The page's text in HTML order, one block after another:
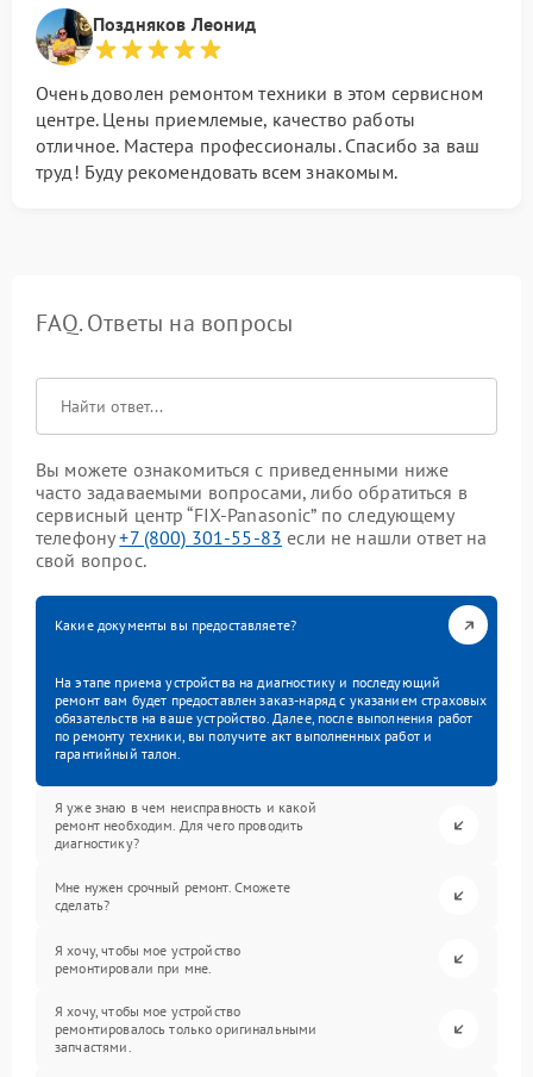
Поздняков Леонид
Очень доволен ремонтом техники в этом сервисном
центре. Цены приемлемые, качество работы
отличное. Мастера профессионалы. Спасибо за ваш
труд! Буду рекомендовать всем знакомым.
FAQ. Ответы на вопросы
Вы можете ознакомиться с приведенными ниже
часто задаваемыми вопросами, либо обратиться в
сервисный центр “FIX-Panasonic” по следующему
телефону+7 (800) 301-55-83 если не нашли ответ на
свой вопрос.
Какие документы вы предоставляете?
На этапе приема устройства на диагностику и последующий
ремонт вам будет предоставлен заказ-наряд с указанием страховых
обязательств на ваше устройство. Далее, после выполнения работ
по ремонту техники, вы получите акт выполненных работ и
гарантийный талон.
Я уже знаю в чем неисправность и какой
ремонт необходим. Для чего проводить
диагностику?
Мне нужен срочный ремонт. Сможете
сделать?
Я хочу, чтобы мое устройство
ремонтировали при мне.
Я хочу, чтобы мое устройство
ремонтировалось только оригинальными
запчастями.